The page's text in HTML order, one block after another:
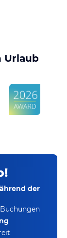
Urlaub
der